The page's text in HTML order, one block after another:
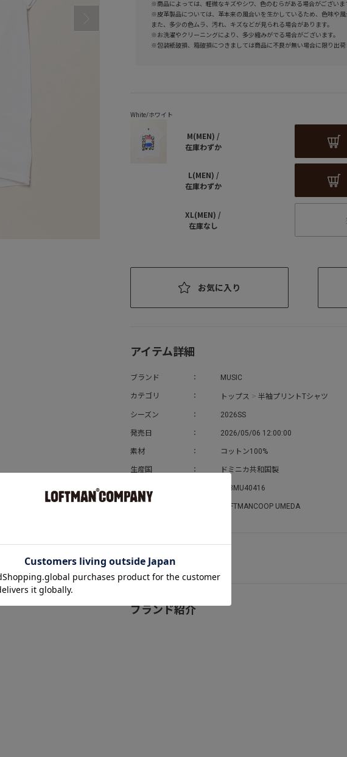
※商品によっては、軽微なキズやシワ、色のむらがある場合がございま
※皮革製品については、革本来の風合いを生かしているため、色味や風
また、多少の色ムラ、汚れ、キズなどが見られる場合があります。
※お洗濯やクリーニングにより、多少縮みがでる場合がございます。
※包装紙破損、箱破損につきましては商品に不良が無い場合に限り出荷
M(MEN) /
在庫わずか
L(MEN) /
在庫わずか
XL(MEN) /
在庫なし
お気に入り
アイテム詳細
ブランド MUSIC
カテゴリ トップス > 半袖プリントTシャツ
シーズン 2026SS
発売日 2026/05/06 12:00:00
素材 コットン100%
生産国 ドミニカ共和国製
043MU40416
LOFTMANCOOP UMEDA
アイテムサイズ
ブランド紹介